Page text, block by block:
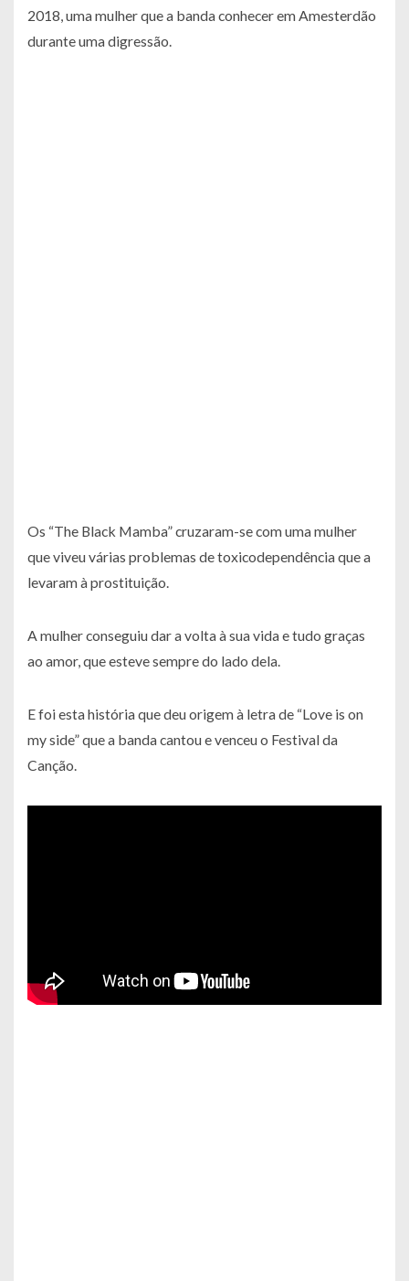
2018, uma mulher que a banda conhecer em Amesterdão
durante uma digressão.
Os “The Black Mamba” cruzaram-se com uma mulher
que viveu várias problemas de toxicodependência que a
levaram à prostituição.
A mulher conseguiu dar a volta à sua vida e tudo graças
ao amor, que esteve sempre do lado dela.
E foi esta história que deu origem à letra de “Love is on
my side” que a banda cantou e venceu o Festival da
Canção.